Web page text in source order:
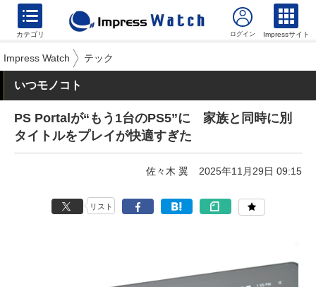
カテゴリ Impressサイト
Impress Watch テック
いつモノコト
PS Portalが“もう1台のPS5”に 家族と同時に別
タイトルをプレイが快適すぎた
佐々木 翼 2025年11月29日 09:15
リスト